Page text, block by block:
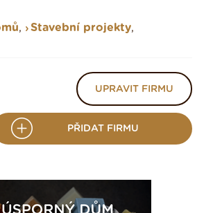
, Stavební projekty,
UPRAVIT FIRMU
PŘIDAT FIRMU